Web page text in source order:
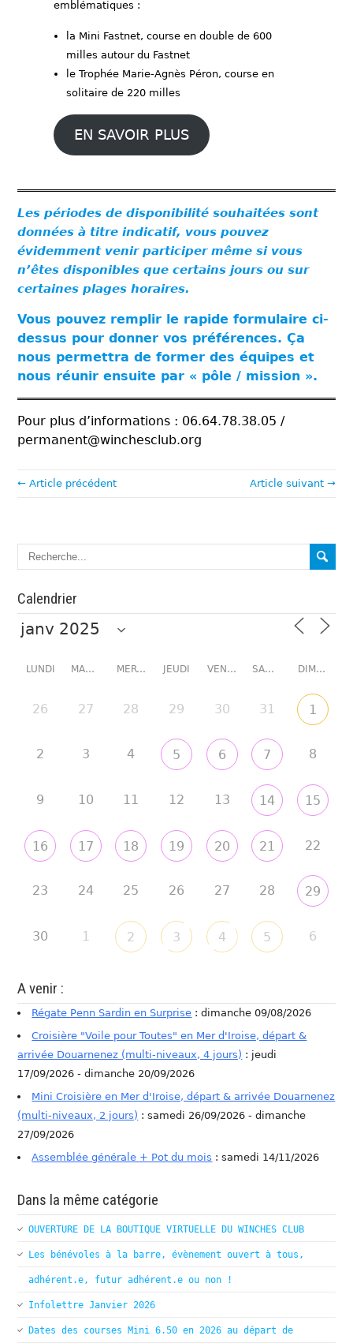
emblématiques :
la Mini Fastnet, course en double de 600
milles autour du Fastnet
le Trophée Marie-Agnès Péron, course en
solitaire de 220 milles
EN SAVOIR PLUS
Les périodes de disponibilité souhaitées sont
données à titre indicatif, vous pouvez
évidemment venir participer même si vous
n’êtes disponibles que certains jours ou sur
certaines plages horaires.
Vous pouvez remplir le rapide formulaire ci-
dessus pour donner vos préférences. Ça
nous permettra de former des équipes et
nous réunir ensuite par « pôle / mission ».
Pour plus d’informations : 06.64.78.38.05 /
permanent@winchesclub.org
← Article précédent Article suivant →
Calendrier
LUNDI MARDI MERCREDI JEUDI VENDREDI SAMEDI DIMANCHE
26 27 28 29 30 31 1
2 3 4 5 6 7 8
9 10 11 12 13 14 15
16 17 18 19 20 21 22
23 24 25 26 27 28 29
30 1 2 3 4 5 6
A venir :
Régate Penn Sardin en Surprise : dimanche 09/08/2026
Croisière "Voile pour Toutes" en Mer d'Iroise, départ &
arrivée Douarnenez (multi-niveaux, 4 jours) : jeudi
17/09/2026 - dimanche 20/09/2026
Mini Croisière en Mer d'Iroise, départ & arrivée Douarnenez
(multi-niveaux, 2 jours) : samedi 26/09/2026 - dimanche
27/09/2026
Assemblée générale + Pot du mois : samedi 14/11/2026
Dans la même catégorie
OUVERTURE DE LA BOUTIQUE VIRTUELLE DU WINCHES CLUB
Les bénévoles à la barre, évènement ouvert à tous,
adhérent.e, futur adhérent.e ou non !
Infolettre Janvier 2026
Dates des courses Mini 6.50 en 2026 au départ de